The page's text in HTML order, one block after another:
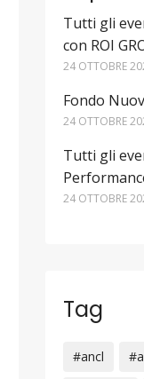
Tutti gli
con ROI
24 OTTOBRE
Fondo
24 OTTOBRE
Tutti gli
24 OTTOBRE
Tag
#ancl